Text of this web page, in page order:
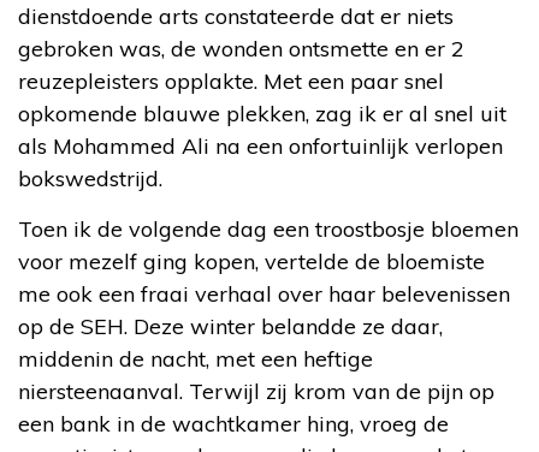
dienstdoende arts constateerde dat er niets
gebroken was, de wonden ontsmette en er 2
reuzepleisters opplakte. Met een paar snel
opkomende blauwe plekken, zag ik er al snel uit
als Mohammed Ali na een onfortuinlijk verlopen
bokswedstrijd.
Toen ik de volgende dag een troostbosje bloemen
voor mezelf ging kopen, vertelde de bloemiste
me ook een fraai verhaal over haar belevenissen
op de SEH. Deze winter belandde ze daar,
middenin de nacht, met een heftige
niersteenaanval. Terwijl zij krom van de pijn op
een bank in de wachtkamer hing, vroeg de